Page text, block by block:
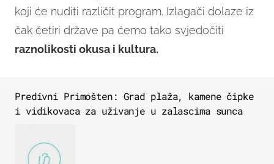
koji će nuditi različit program. Izlagači dolaze iz
čak četiri države pa ćemo tako svjedočiti
raznolikosti okusa i kultura.
Predivni Primošten: Grad plaža, kamene čipke
i vidikovaca za uživanje u zalascima sunca